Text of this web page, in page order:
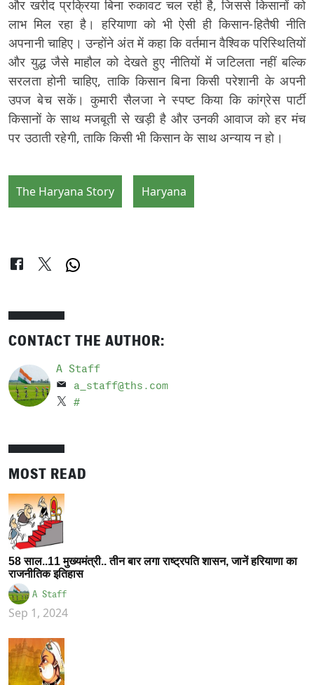
और खरीद प्रक्रिया बिना रुकावट चल रही है, जिससे किसानों को
लाभ मिल रहा है। हरियाणा को भी ऐसी ही किसान-हितैषी नीति
अपनानी चाहिए। उन्होंने अंत में कहा कि वर्तमान वैश्विक परिस्थितियों
और युद्ध जैसे माहौल को देखते हुए नीतियों में जटिलता नहीं बल्कि
सरलता होनी चाहिए, ताकि किसान बिना किसी परेशानी के अपनी
उपज बेच सकें। कुमारी सैलजा ने स्पष्ट किया कि कांग्रेस पार्टी
किसानों के साथ मजबूती से खड़ी है और उनकी आवाज को हर मंच
पर उठाती रहेगी, ताकि किसी भी किसान के साथ अन्याय न हो।
The Haryana Story Haryana
CONTACT THE AUTHOR:
A Staff
a_staff@ths.com
#
MOST READ
58 साल..11 मुख्यमंत्री.. तीन बार लगा राष्ट्रपति शासन, जानें हरियाणा का
राजनीतिक इतिहास
A Staff
Sep 1, 2024